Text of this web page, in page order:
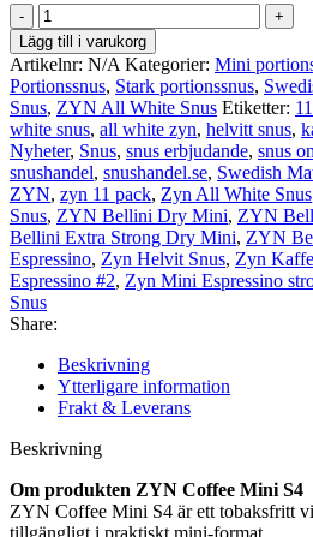
ZYN
Coffee
Mini
#4
mängd
Lägg till i varukorg
Artikelnr: N/A Kategorier: Mini
Portionssnus, Stark portionssnus,
Snus, ZYN All White Snus Etiketter:
white snus, all white zyn, helvitt snus,
Nyheter, Snus, snus erbjudande, snus
snushandel, snushandel.se, Swedish
ZYN, zyn 11 pack, Zyn All White Snus
Snus, ZYN Bellini Dry Mini, ZYN
Bellini Extra Strong Dry Mini, ZYN
Espressino, Zyn Helvit Snus, Zyn
Espressino #2, Zyn Mini Espressino
Snus
Share:
Beskrivning
Ytterligare information
Frakt & Leverans
Beskrivning
Om produkten ZYN Coffee Mini S4
ZYN Coffee Mini S4 är ett tobaksfritt
tillgängligt i praktiskt mini-format.